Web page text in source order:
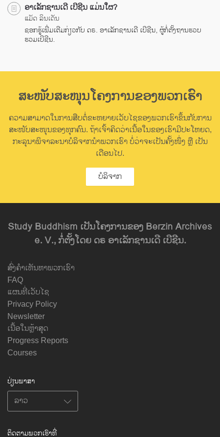
ອາເລັກຊານເດີ ເບີຊີນ ແມ່ນໃຜ?
ແມັດ ລິນເດັນ
ຊອກຮູ້ເພີ່ມເຕີມກ່ຽວກັບ ດຣ. ອາເລັກຊານເດີ ເບີຊີນ, ຜູ້ກໍ່ຕັ້ງຖານຮວບ
ຮວມເບີຊີນ.
ສະໜັບສະໜຸນໂຄງການຂອງພວກເຮົາ
ຄວາມສາມາດໃນການສືບຕໍ່ຂະຫຍາຍເວັບໄຊຂອງພວກເຮົາຂຶ້ນກັບການ
ສະໜັບສະໜຸນຂອງທຸກຄົນ. ຖ້າເຈົ້າຄິດວ່າເນື້ອໃນຂອງເຮົາມີປະໂຫຍດ,
ກະລຸນາພິຈາລະນາບໍລິຈາກນຳພວກເຮົາ ບໍ່ວ່າຈະເປັນຄັ້ງໜຶ່ງ ຫຼື ເປັນ
ເດືອນໄປ.
ບໍລິຈາກ
Study Buddhism ເປັນໂຄງການຂອງ Berzin Archives
e. V., ກໍ່ຕັ້ງໂດຍ ດຣ ອາເລັກຊານເດີ ເບີຊີນ.
ສົ່ງຄຳເຫັນຫາພວກເຮົາ
FAQ
ແຜນທີ່ເວັບໄຊ
Privacy Policy
Newsletter
ເນື້ອໃນຫຼ້າສຸດ
Progress Reports
Courses
ປ່ຽນພາສາ
ຕິດຕາມພວກເຮົາທີ່